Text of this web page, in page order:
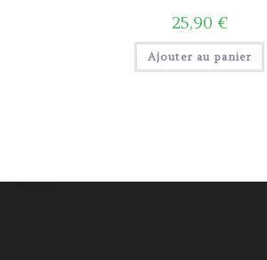
25,90 €
Ajouter au panier